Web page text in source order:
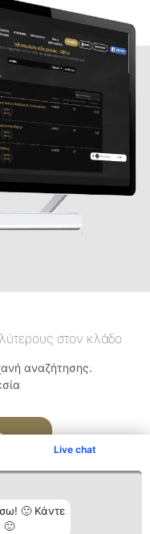
Live chat
🙂 Κάντε
🙂
στον κλάδο
αναζήτησης.